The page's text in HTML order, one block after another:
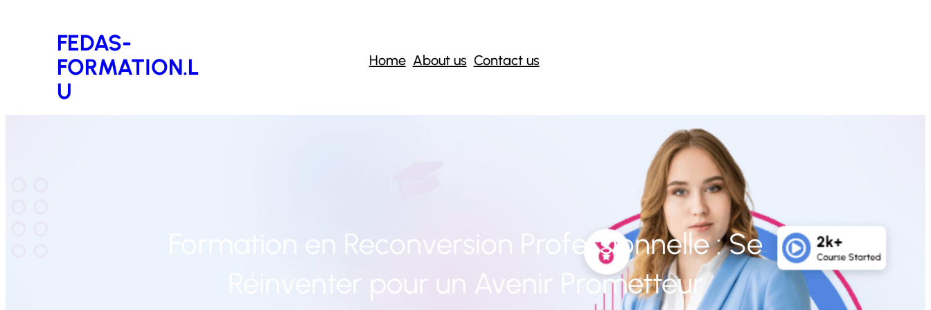
FEDAS-
FORMATION.L
U
Home About us Contact us
Formation en Reconversion Professionnelle : Se
Réinventer pour un Avenir Prometteur